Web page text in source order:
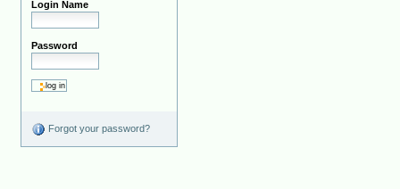
Login Name
Password
Forgot your password?